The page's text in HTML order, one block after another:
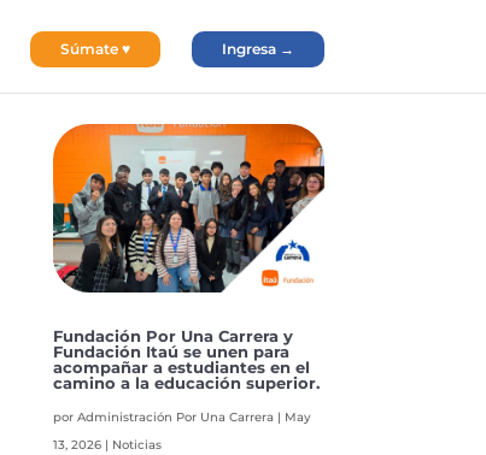
Súmate ♥ Ingresa →
Fundación Por Una Carrera y
Fundación Itaú se unen para
acompañar a estudiantes en el
camino a la educación superior.
porAdministración Por Una Carrera | May
13, 2026 | Noticias